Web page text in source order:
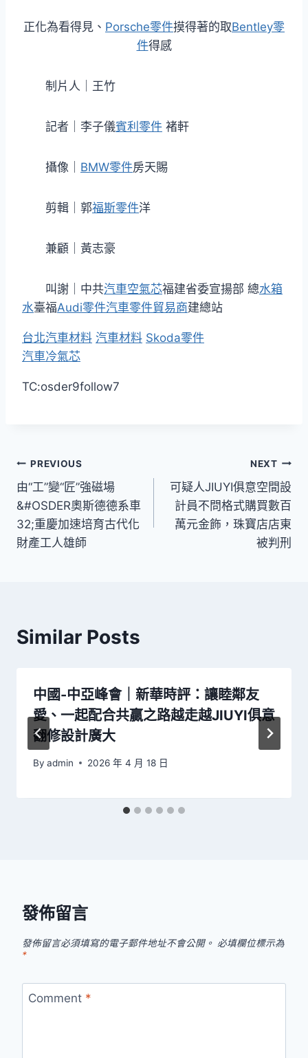
正化為看得見、 Porsche零件摸得著的取Bentley零
件得感
制片人｜王竹
記者｜李子儀賓利零件 褚軒
攝像｜ BMW零件房天賜
剪輯｜郭福斯零件洋
兼顧｜黃志豪
叫謝｜中共汽車空氣芯福建省委宣揚部 總水箱
水臺福Audi零件汽車零件貿易商建總站
台北汽車材料 汽車材料 Skoda零件
汽車冷氣芯
TC:osder9follow7
文
章
導
覽
PREVIOUS
由“工”變“匠”強磁場
&#OSDER奧斯德德系車
32;重慶加速培育古代化
財產工人雄師
NEXT
可疑人JIUYI俱意空間設
計員不問格式購買數百
萬元金飾，珠寶店店東
被判刑
Similar Posts
中國-中亞峰會｜新華時評：讓睦鄰友
愛、一起配合共贏之路越走越JIUYI俱意
翻修設計廣大
By admin 2026 年 4 月 18 日
發佈留言
發佈留言必須填寫的電子郵件地址不會公開。 必填欄位標示為
*
Comment *